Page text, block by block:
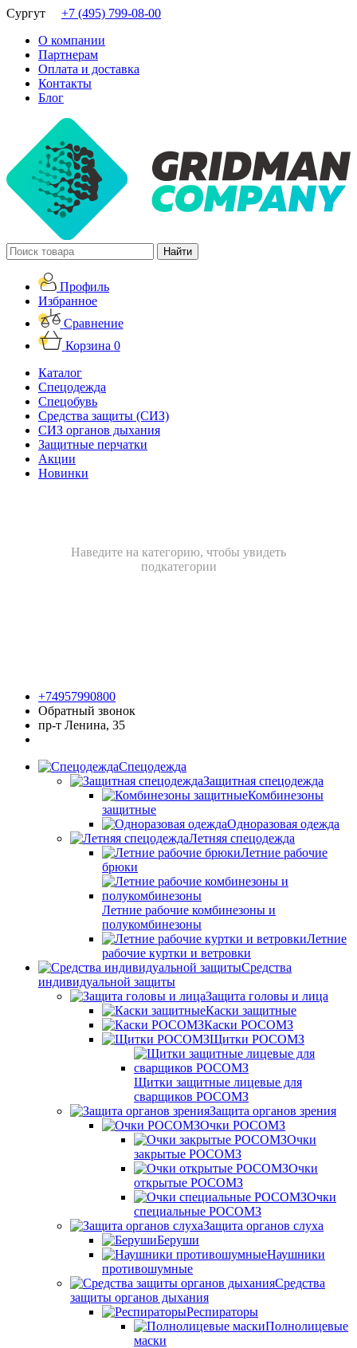
Сургут
+7 (495) 799-08-00
О компании
Партнерам
Оплата и доставка
Контакты
Блог
Профиль
Избранное
Сравнение
Корзина 0
Каталог
Спецодежда
Спецобувь
Средства защиты (СИЗ)
СИЗ органов дыхания
Защитные перчатки
Акции
Новинки
Наведите на категорию, чтобы увидеть
подкатегории
+74957990800
Обратный звонок
пр-т Ленина, 35
Спецодежда
Защитная спецодежда
Комбинезоны
защитные
Одноразовая одежда
Летняя спецодежда
Летние рабочие
брюки
Летние рабочие комбинезоны и
полукомбинезоны
Летние
рабочие куртки и ветровки
Средства
индивидуальной защиты
Защита головы и лица
Каски защитные
Каски РОСОМЗ
Щитки РОСОМЗ
Щитки защитные лицевые для
сварщиков РОСОМЗ
Защита органов зрения
Очки РОСОМЗ
Очки
закрытые РОСОМЗ
Очки
открытые РОСОМЗ
Очки
специальные РОСОМЗ
Защита органов слуха
Беруши
Наушники
противошумные
Средства
защиты органов дыхания
Респираторы
Полнолицевые
маски